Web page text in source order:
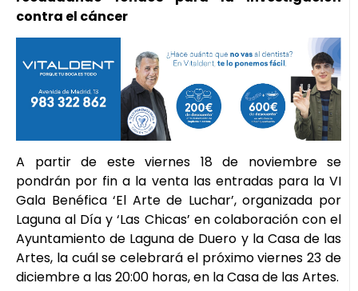
contra el cáncer
A partir de este viernes 18 de noviembre se
pondrán por fin a la venta las entradas para la VI
Gala Benéfica ‘El Arte de Luchar’, organizada por
Laguna al Día y ‘Las Chicas’ en colaboración con el
Ayuntamiento de Laguna de Duero y la Casa de las
Artes, la cuál se celebrará el próximo viernes 23 de
diciembre a las 20:00 horas, en la Casa de las Artes.